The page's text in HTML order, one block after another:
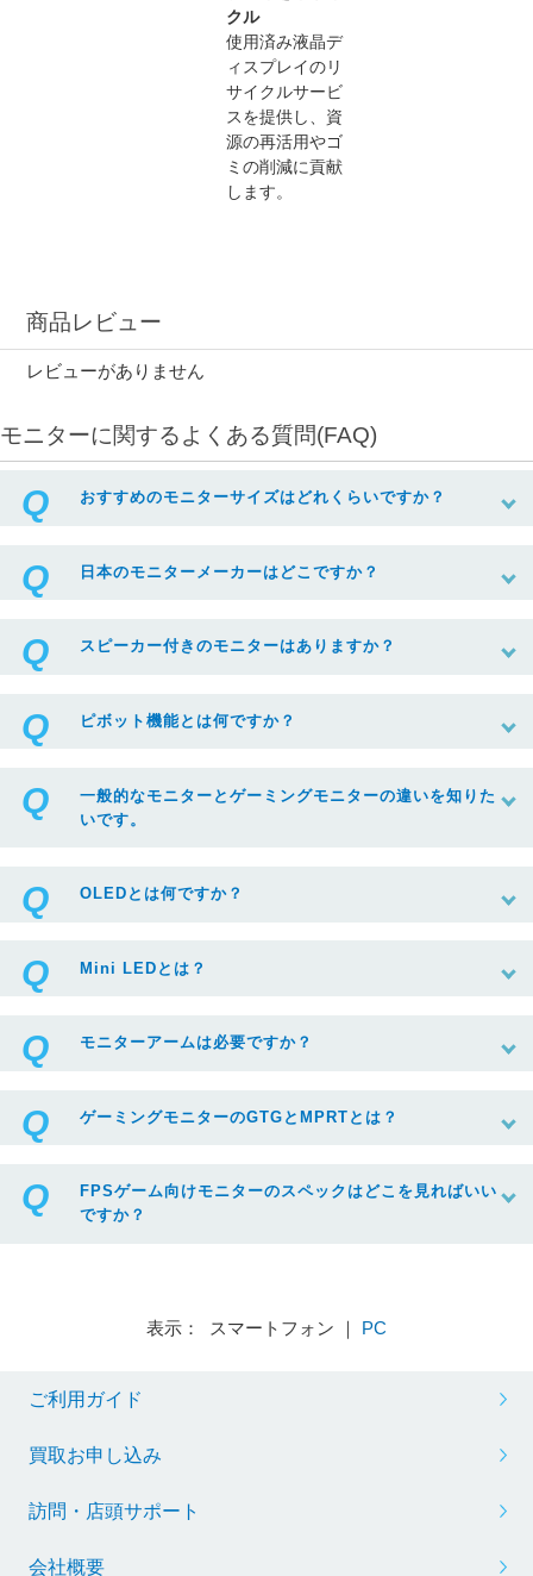
クル
使用済み液晶デ
ィスプレイのリ
サイクルサービ
スを提供し、資
源の再活用やゴ
ミの削減に貢献
します。
商品レビュー
レビューがありません
モニターに関するよくある質問(FAQ)
おすすめのモニターサイズはどれくらいですか？
日本のモニターメーカーはどこですか？
スピーカー付きのモニターはありますか？
ピボット機能とは何ですか？
一般的なモニターとゲーミングモニターの違いを知りた
いです。
OLEDとは何ですか？
Mini LEDとは？
モニターアームは必要ですか？
ゲーミングモニターのGTGとMPRTとは？
FPSゲーム向けモニターのスペックはどこを見ればいい
ですか？
表示： スマートフォン ｜ PC
ご利用ガイド
買取お申し込み
訪問・店頭サポート
会社概要